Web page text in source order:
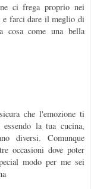
ci frega proprio nei
e farci dare il meglio di
cosa come una bella
che l'emozione ti
la tua cucina,
diversi. Comunque
occasioni dove poter
modo per me sei